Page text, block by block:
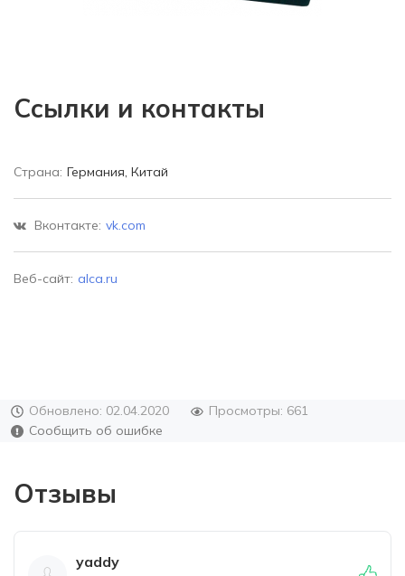
Ссылки и контакты
Страна: Германия, Китай
Вконтакте: vk.com
Веб-сайт: alca.ru
Обновлено: 02.04.2020
Просмотры: 661
Сообщить об ошибке
Отзывы
yaddy